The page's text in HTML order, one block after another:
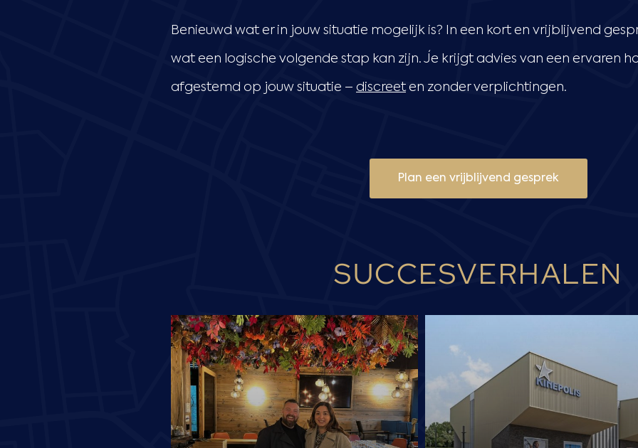
Benieuwd wat er in jouw situatie mogelijk is? In een kort en vrijblijvend
wat een logische volgende stap kan zijn. Je krijgt advies van een ervaren
afgestemd op jouw situatie – discreet en zonder verplichtingen.
Plan een vrijblijvend gesprek
SUCCESVERHALEN